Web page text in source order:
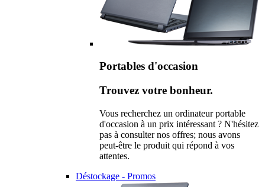
Portables d'occasion
Trouvez votre bonheur.
Vous recherchez un ordinateur portable
d'occasion à un prix intéressant ? N'hésitez
pas à consulter nos offres; nous avons
peut-être le produit qui répond à vos
attentes.
Déstockage - Promos